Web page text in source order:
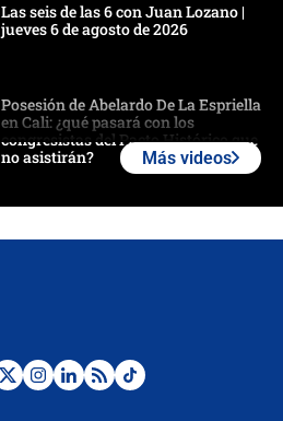
Las seis de las 6 con Juan Lozano |
jueves 6 de agosto de 2026
Posesión de Abelardo De La Espriella
en Cali: ¿qué pasará con los
congresistas del Pacto Histórico que
no asistirán?
crece el pulso por la elección del
¿Por qué De la Espriella gobernará
Más videos